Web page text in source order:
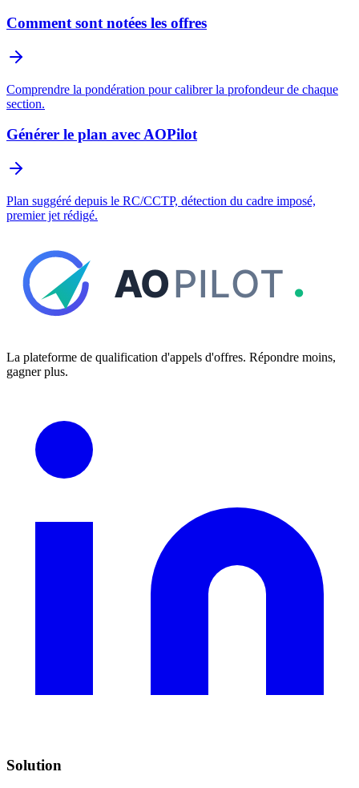
Comment sont notées les offres
Comprendre la pondération pour calibrer la profondeur de chaque
section.
Générer le plan avec AOPilot
Plan suggéré depuis le RC/CCTP, détection du cadre imposé,
premier jet rédigé.
La plateforme de qualification d'appels d'offres. Répondre moins,
gagner plus.
Solution